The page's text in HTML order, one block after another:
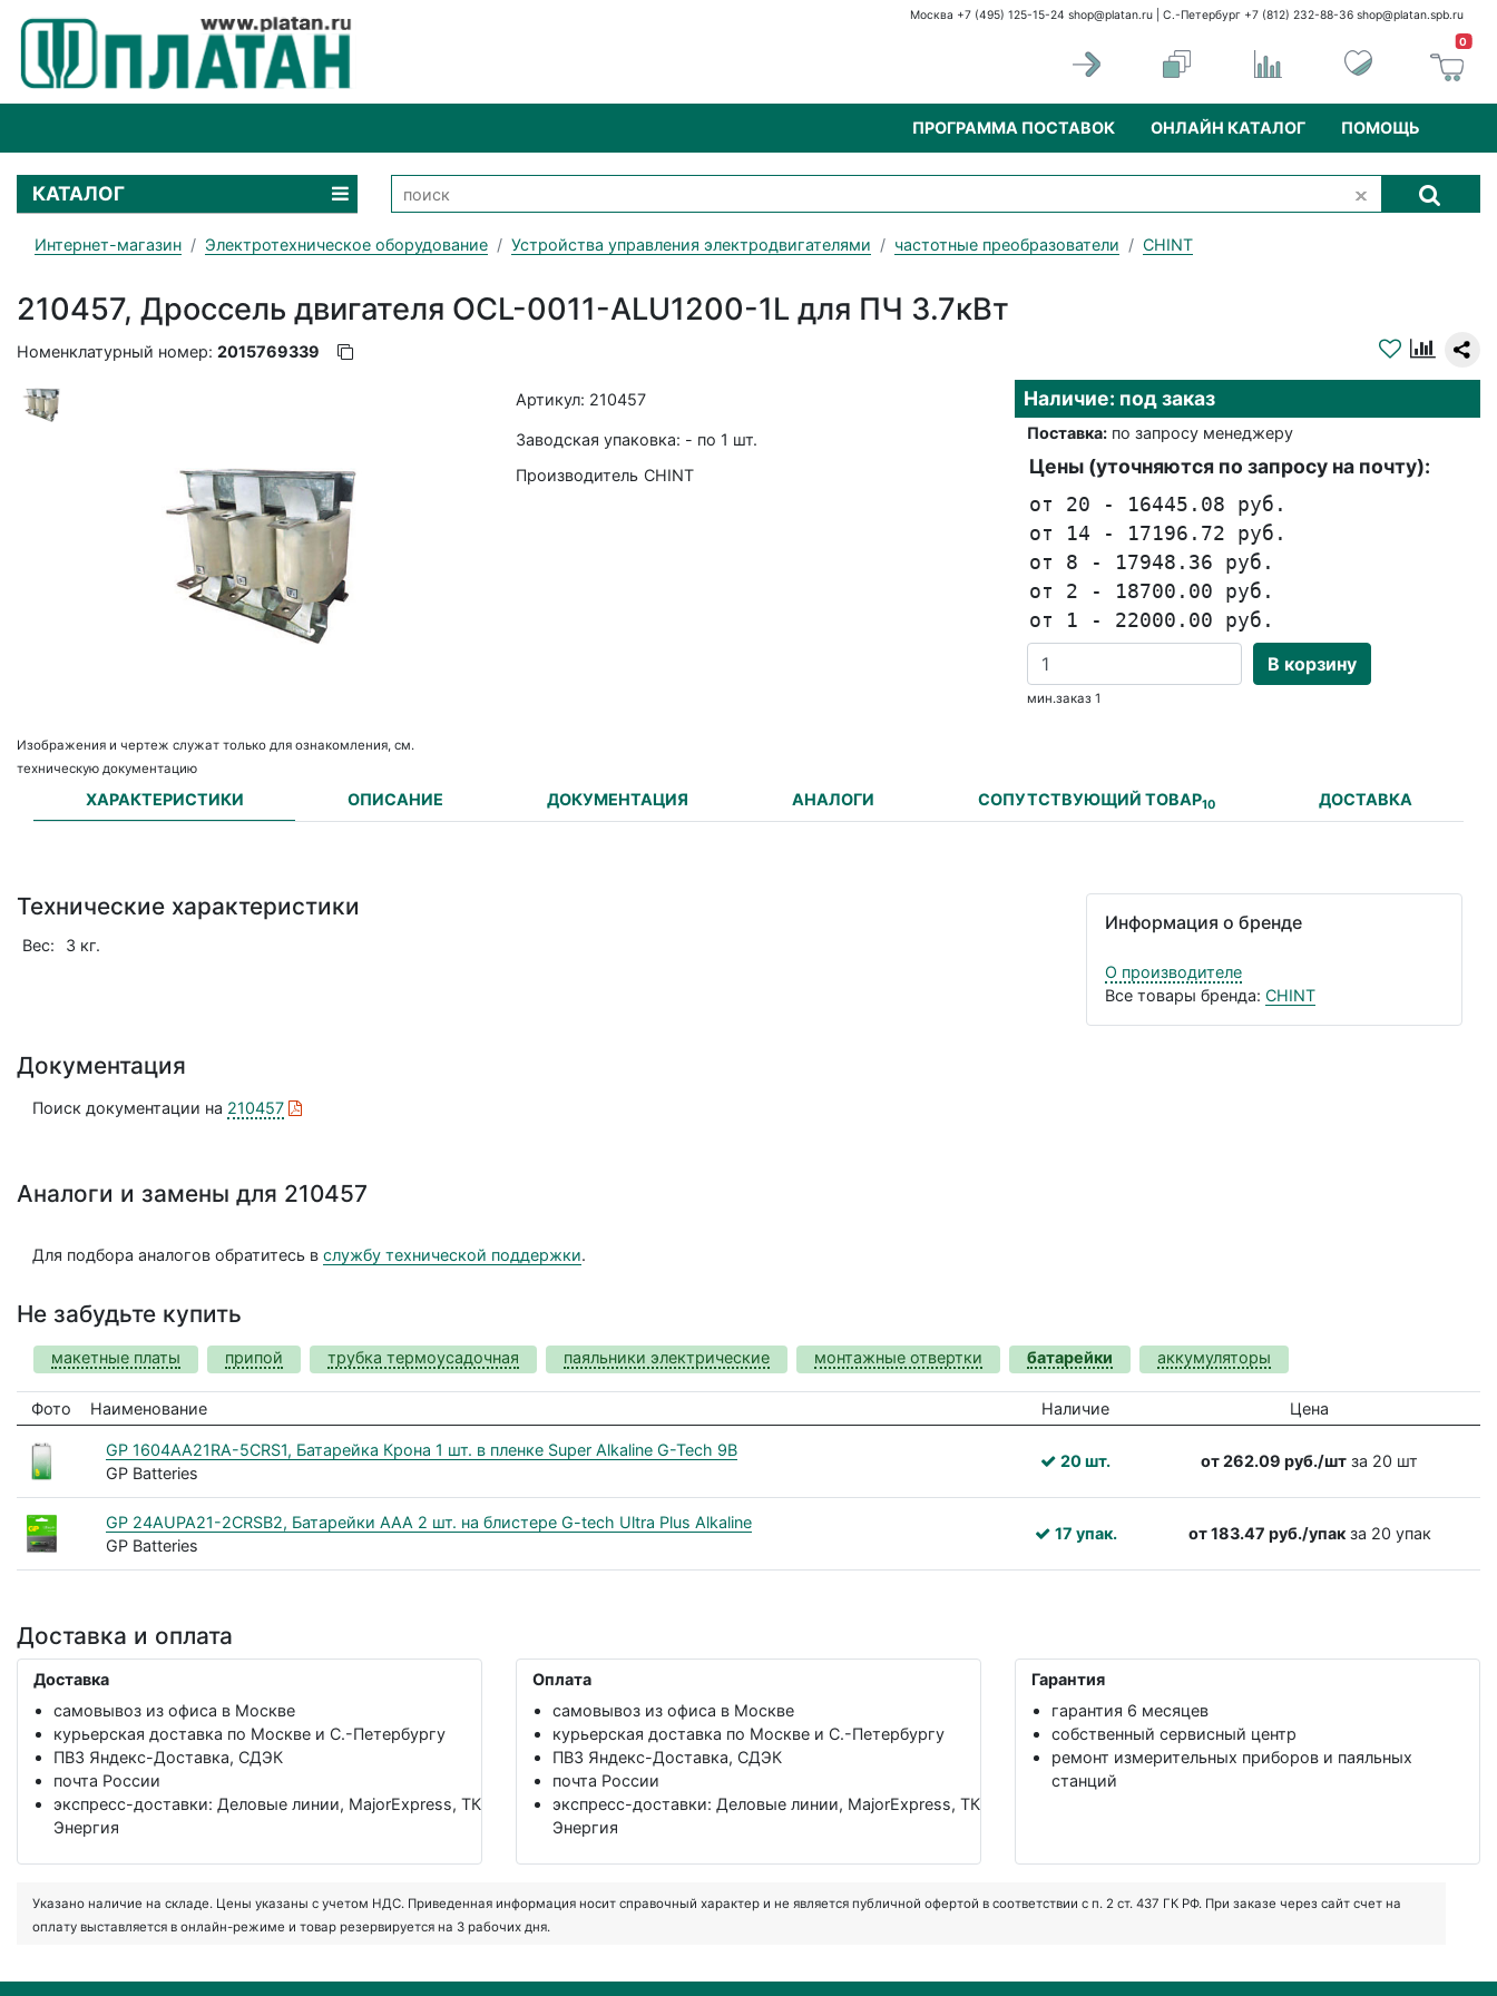
Москва +7 (495) 125-15-24 shop@platan.ru | С.-Петербург +7 (812) 232-88-36 shop@platan.spb.ru
0
ПРОГРАММА ПОСТАВОК ОНЛАЙН КАТАЛОГ ПОМОЩЬ
КАТАЛОГ
Интернет-магазин Электротехническое оборудование Устройства управления электродвигателями частотные преобразователи CHINT
210457, Дроссель двигателя OCL-0011-ALU1200-1L для ПЧ 3.7кВт
Номенклатурный номер: 2015769339
Изображения и чертеж служат только для ознакомления, см.
техническую документацию
Артикул: 210457
Заводская упаковка: - по 1 шт.
Производитель CHINT
Наличие: под заказ
Поставка:по запросу менеджеру
Цены (уточняются по запросу на почту):
от 20 - 16445.08 руб.
от 14 - 17196.72 руб.
от 8 - 17948.36 руб.
от 2 - 18700.00 руб.
от 1 - 22000.00 руб.
В корзину
мин.заказ 1
ХАРАКТЕРИСТИКИ ОПИСАНИЕ ДОКУМЕНТАЦИЯ АНАЛОГИ СОПУТСТВУЮЩИЙ ТОВАР10 ДОСТАВКА
Технические характеристики
Вес: 3 кг.
Информация о бренде
О производителе
Все товары бренда: CHINT
Документация
Поиск документации на 210457
Аналоги и замены для 210457
Для подбора аналогов обратитесь вслужбу технической поддержки.
Не забудьте купить
макетные платы припой трубка термоусадочная паяльники электрические монтажные отвертки батарейки аккумуляторы
Фото Наименование Наличие Цена
GP 1604AA21RA-5CRS1, Батарейка Крона 1 шт. в пленке Super Alkaline G-Tech 9В
GP Batteries
20 шт. от 262.09 руб./шт за 20 шт
GP 24AUPA21-2CRSB2, Батарейки AАA 2 шт. на блистере G-tech Ultra Plus Alkaline
GP Batteries
17 упак. от 183.47 руб./упакза 20 упак
Доставка и оплата
Доставка
самовывоз из офиса в Москве
курьерская доставка по Москве и С.-Петербургу
ПВЗ Яндекс-Доставка, СДЭК
почта России
экспресс-доставки: Деловые линии, MajorExpress, ТК
Энергия
Оплата
самовывоз из офиса в Москве
курьерская доставка по Москве и С.-Петербургу
ПВЗ Яндекс-Доставка, СДЭК
почта России
экспресс-доставки: Деловые линии, MajorExpress, ТК
Энергия
Гарантия
гарантия 6 месяцев
собственный сервисный центр
ремонт измерительных приборов и паяльных
станций
Указано наличие на складе. Цены указаны с учетом НДС. Приведенная информация носит справочный характер и не является публичной офертой в соответствии с п. 2 ст. 437 ГК РФ. При заказе через сайт счет на
оплату выставляется в онлайн-режиме и товар резервируется на 3 рабочих дня.